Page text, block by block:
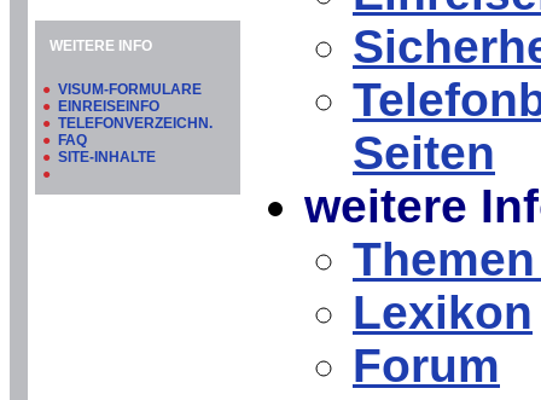
WEITERE INFO
● VISUM-FORMULARE
● EINREISEINFO
● TELEFONVERZEICHN.
● FAQ
● SITE-INHALTE
●
Seiten
weitere
Lexikon
Forum